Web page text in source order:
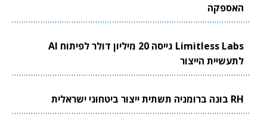
האספקה
Limitless Labs גייסה 20 מיליון דולר לפיתוח AI
לתעשיית הייצור
RH בונה ברומניה תשתית ייצור ביטחוני ישראלית